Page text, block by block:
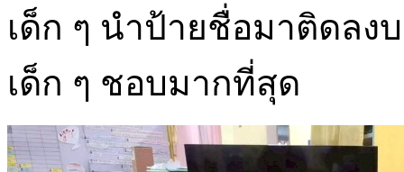
เด็ก ๆ นำป้ายชื่อมาติดล
เด็ก ๆ ชอบมากที่สุด